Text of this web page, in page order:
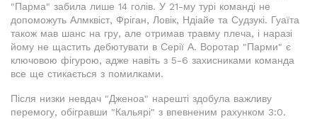
"Парма" забила лише 14 голів. У 21-му турі команді не
допоможуть Алмквіст, Фріган, Ловік, Ндіайе та Судзукі. Гуаїта
також мав шанс на гру, але отримав травму плеча, і наразі
йому не щастить дебютувати в Серії А. Воротар "Парми" є
ключовою фігурою, адже навіть з 5-6 захисниками команда
все ще стикається з помилками.
Після низки невдач "Дженоа" нарешті здобула важливу
перемогу, обігравши "Кальярі" з впевненим рахунком 3:0.